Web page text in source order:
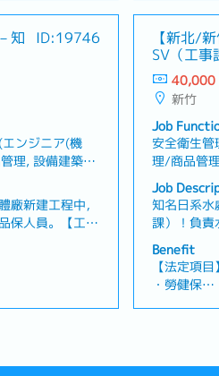
及設備供應商之
算管理及專案報
分析並提出改
分配及人力配
育與發展・確保
其他主管交辦
假、產檢假、陪
定
準備住處）
現場進行進
司報告專
料及相關報
調・其他
・各種休假
產假、產
・退休金
【企業福利
・年收約
・人事評
・交通費
・住宅津貼
・出差津
・伙食津貼
・三節禮金
・員工旅行
知
ID:19746
ンジニア(機
理, 設備建築/
新建工程中，
保人員。【工作
工階段的品質
行品質確認與
正措施及預防再
對工程交期的影
質相關溝通與協
本總公司報告專
【新北/
SV（工
處理設備
40,000
新竹
Job
安全衛生
理/商品管
Job
知名日系水
課）！負責
確保品質、
職位。【工
品質・依
回報施工
戶定期溝通
Benefit
【法定項目】
・勞健保